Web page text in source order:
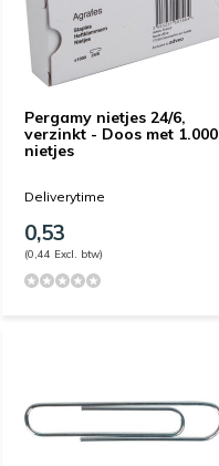
Pergamy nietjes 24/6,
verzinkt - Doos met 1.000
nietjes
Deliverytime
0,53
(0,44 Excl. btw)